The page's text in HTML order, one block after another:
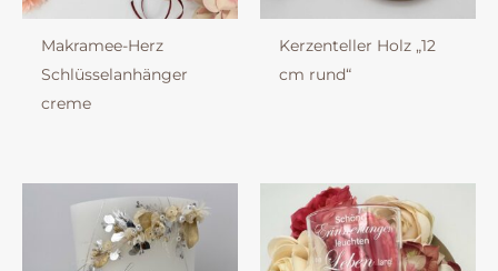
Makramee-Herz
Schlüsselanhänger
creme
Kerzenteller Holz „12
cm rund“